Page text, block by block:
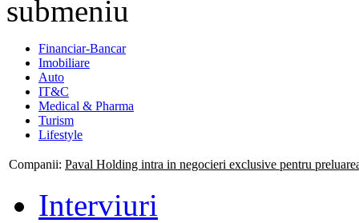
Financiar-Bancar
Imobiliare
Auto
IT&C
Medical & Pharma
Turism
Lifestyle
Companii: Mogo isi consolideaza prezenta nationala prin
Interviuri